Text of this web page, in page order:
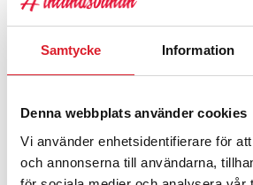
Samtycke Information
Denna webbplats använder cookies
Vi använder enhetsidentifierare för
och annonserna till användarna,
NY
MÖJLIGGÖR
KLIMATSMARTA